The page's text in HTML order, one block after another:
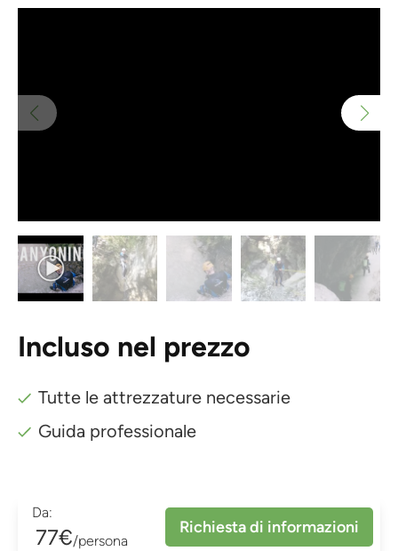
Incluso nel prezzo
Tutte le attrezzature necessarie
Guida professionale
Da:
77€/persona
Richiesta di informazioni